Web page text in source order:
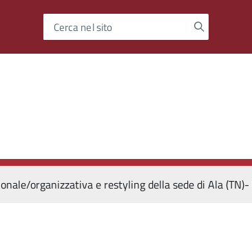
Cerca nel sito
organizzativa e restyling della sede di Ala (TN)-